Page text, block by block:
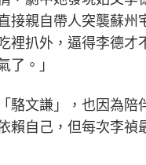
接親自帶人突襲蘇州
裡扒外，逼得李德才
。」
駱文謙」，也因為陪
賴自己，但每次李禎